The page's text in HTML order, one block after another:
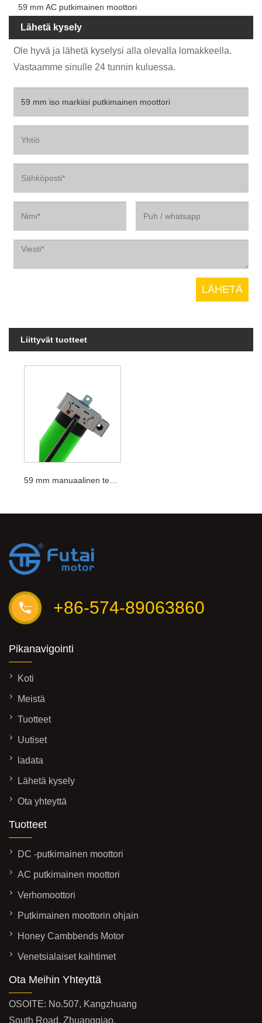
59 mm AC putkimainen moottori
Lähetä kysely
Ole hyvä ja lähetä kyselysi alla olevalla lomakkeella.
Vastaamme sinulle 24 tunnin kuluessa.
Liittyvät tuotteet
59 mm manuaalinen teollisuusoven moottori
+86-574-89063860
Pikanavigointi
Koti
Meistä
Tuotteet
Uutiset
ladata
Lähetä kysely
Ota yhteyttä
Tuotteet
DC -putkimainen moottori
AC putkimainen moottori
Verhomoottori
Putkimainen moottorin ohjain
Honey Cambbends Motor
Venetsialaiset kaihtimet
Ota Meihin Yhteyttä
OSOITE: No.507, Kangzhuang
South Road, Zhuangqiao,